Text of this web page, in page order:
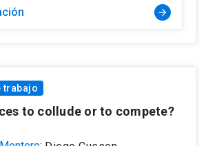
arrow_forward
trabajo
to collude or to compete?